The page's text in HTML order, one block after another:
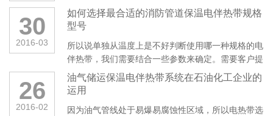
素的影响。不仅适合普通区域的管···
30
2016-03
如何选择最合适的消防管道保温电伴热带规格
型号
所以说单独从温度上是不好判断使用哪一种规格的电
伴热带，我们需要结合一些参数来确定。需要客户提
供的参数： 1、消防管道位···
26
2016-02
油气储运保温电伴热带系统在石油化工企业的
运用
因为油气管线处于易爆易腐蚀性区域，所以电热带选